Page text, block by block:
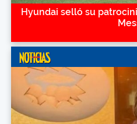
Hyundai selló su